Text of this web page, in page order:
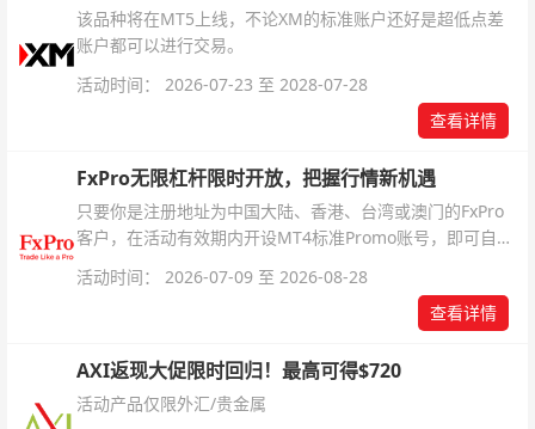
该品种将在MT5上线，不论XM的标准账户还好是超低点差
账户都可以进行交易。
活动时间： 2026-07-23 至 2028-07-28
查看详情
FxPro无限杠杆限时开放，把握行情新机遇
只要你是注册地址为中国大陆、香港、台湾或澳门的FxPro
客户，在活动有效期内开设MT4标准Promo账号，即可自动
活动时间： 2026-07-09 至 2026-08-28
查看详情
AXI返现大促限时回归！最高可得$720
活动产品仅限外汇/贵金属